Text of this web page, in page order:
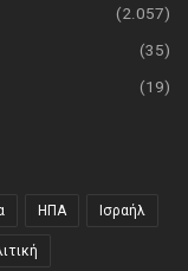
(2.057)
(35)
(19)
ΗΠΑ Ισραήλ